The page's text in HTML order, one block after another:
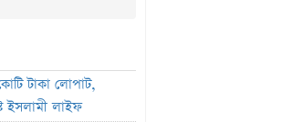
টাকা লোপাট,
ইসলামী লাইফ